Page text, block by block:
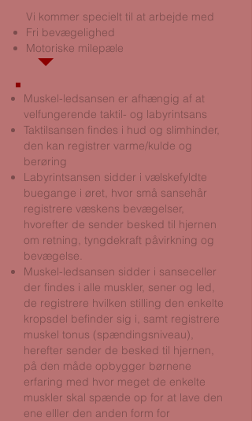
Vi kommer specielt til at arbejde med
​Fri bevægelighed
Motoriske milepæle
Muskel-ledsansen er afhængig af at
velfungerende taktil- og labyrintsans
Taktilsansen findes i hud og slimhinder,
den kan registrer varme/kulde og
berøring
Labyrintsansen sidder i vælskefyldte
buegange i øret, hvor små sansehår
registrere væskens bevægelser,
hvorefter de sender besked til hjernen
om retning, tyngdekraft påvirkning og
bevægelse.
Muskel-ledsansen sidder i sanseceller
der findes i alle muskler, sener og led,
de registrere hvilken stilling den enkelte
kropsdel befinder sig i, samt registrere
muskel tonus (spændingsniveau),
herefter sender de besked til hjernen,
på den måde opbygger børnene
erfaring med hvor meget de enkelte
muskler skal spænde op for at lave den
ene elller den anden form for